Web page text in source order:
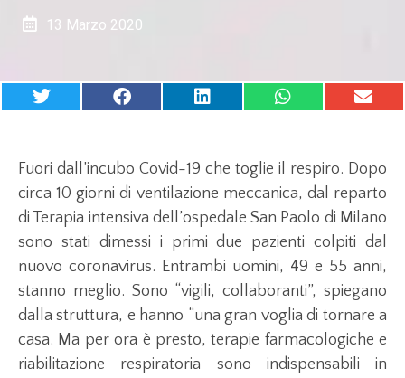
13 Marzo 2020
Fuori dall’incubo Covid-19 che toglie il respiro. Dopo
circa 10 giorni di ventilazione meccanica, dal reparto
di Terapia intensiva dell’ospedale San Paolo di Milano
sono stati dimessi i primi due pazienti colpiti dal
nuovo coronavirus. Entrambi uomini, 49 e 55 anni,
stanno meglio. Sono “vigili, collaboranti”, spiegano
dalla struttura, e hanno “una gran voglia di tornare a
casa. Ma per ora è presto, terapie farmacologiche e
riabilitazione respiratoria sono indispensabili in